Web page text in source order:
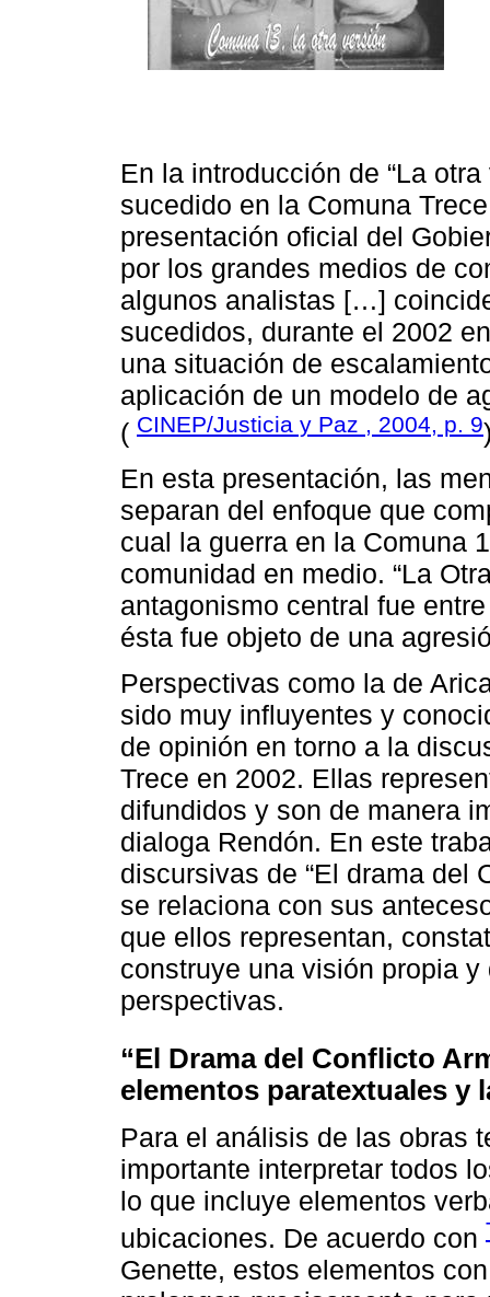
En la introducción de “La
sucedido en la Comuna
presentación oficial del
por los grandes medios de
algunos analistas […]
sucedidos, durante el 2002
una situación de
aplicación de un modelo de
( CINEP/Justicia y Paz , 2004, p. 9
En esta presentación, las
separan del enfoque que
cual la guerra en la Comuna
comunidad en medio. “La
antagonismo central fue
ésta fue objeto de una
Perspectivas como la de
sido muy influyentes y
de opinión en torno a la
Trece en 2002. Ellas
difundidos y son de manera
dialoga Rendón. En este
discursivas de “El drama del
se relaciona con sus
que ellos representan,
construye una visión propia
perspectivas.
“El Drama del Conflicto
elementos paratextuales y
Para el análisis de las obras
importante interpretar todos
lo que incluye elementos
ubicaciones. De acuerdo con
Genette, estos elementos